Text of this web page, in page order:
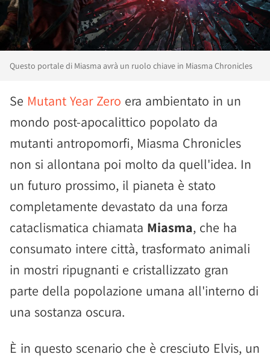
Questo portale di Miasma avrà un ruolo chiave in Miasma Chronicles
Se Mutant Year Zero era ambientato in un
mondo post-apocalittico popolato da
mutanti antropomorfi, Miasma Chronicles
non si allontana poi molto da quell'idea. In
un futuro prossimo, il pianeta è stato
completamente devastato da una forza
cataclismatica chiamata Miasma, che ha
consumato intere città, trasformato animali
in mostri ripugnanti e cristallizzato gran
parte della popolazione umana all'interno di
una sostanza oscura.
È in questo scenario che è cresciuto Elvis, un